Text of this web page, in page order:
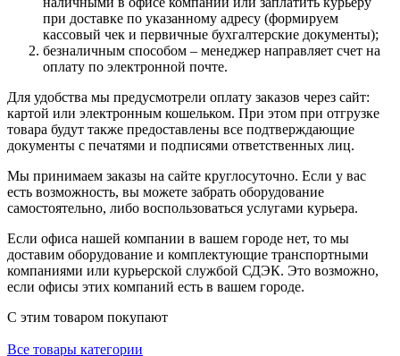
при доставке по указанному адресу (формируем
кассовый чек и первичные бухгалтерские документы);
безналичным способом – менеджер направляет счет на
оплату по электронной почте.
Для удобства мы предусмотрели оплату заказов через сайт:
картой или электронным кошельком. При этом при отгрузке
товара будут также предоставлены все подтверждающие
документы с печатями и подписями ответственных лиц.
Мы принимаем заказы на сайте круглосуточно. Если у вас
есть возможность, вы можете забрать оборудование
самостоятельно, либо воспользоваться услугами курьера.
Если офиса нашей компании в вашем городе нет, то мы
доставим оборудование и комплектующие транспортными
компаниями или курьерской службой СДЭК. Это возможно,
если офисы этих компаний есть в вашем городе.
С этим товаром покупают
Все товары категории